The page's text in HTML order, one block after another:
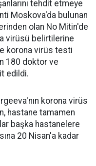
tehdit etmeye
Moskova'da bulunan
olan No Mitin'de
virüsü belirtilerine
korona virüs testi
180 doktor ve
edildi.
korona virüs
hastane tamamen
başka hastanelere
20 Nisan'a kadar